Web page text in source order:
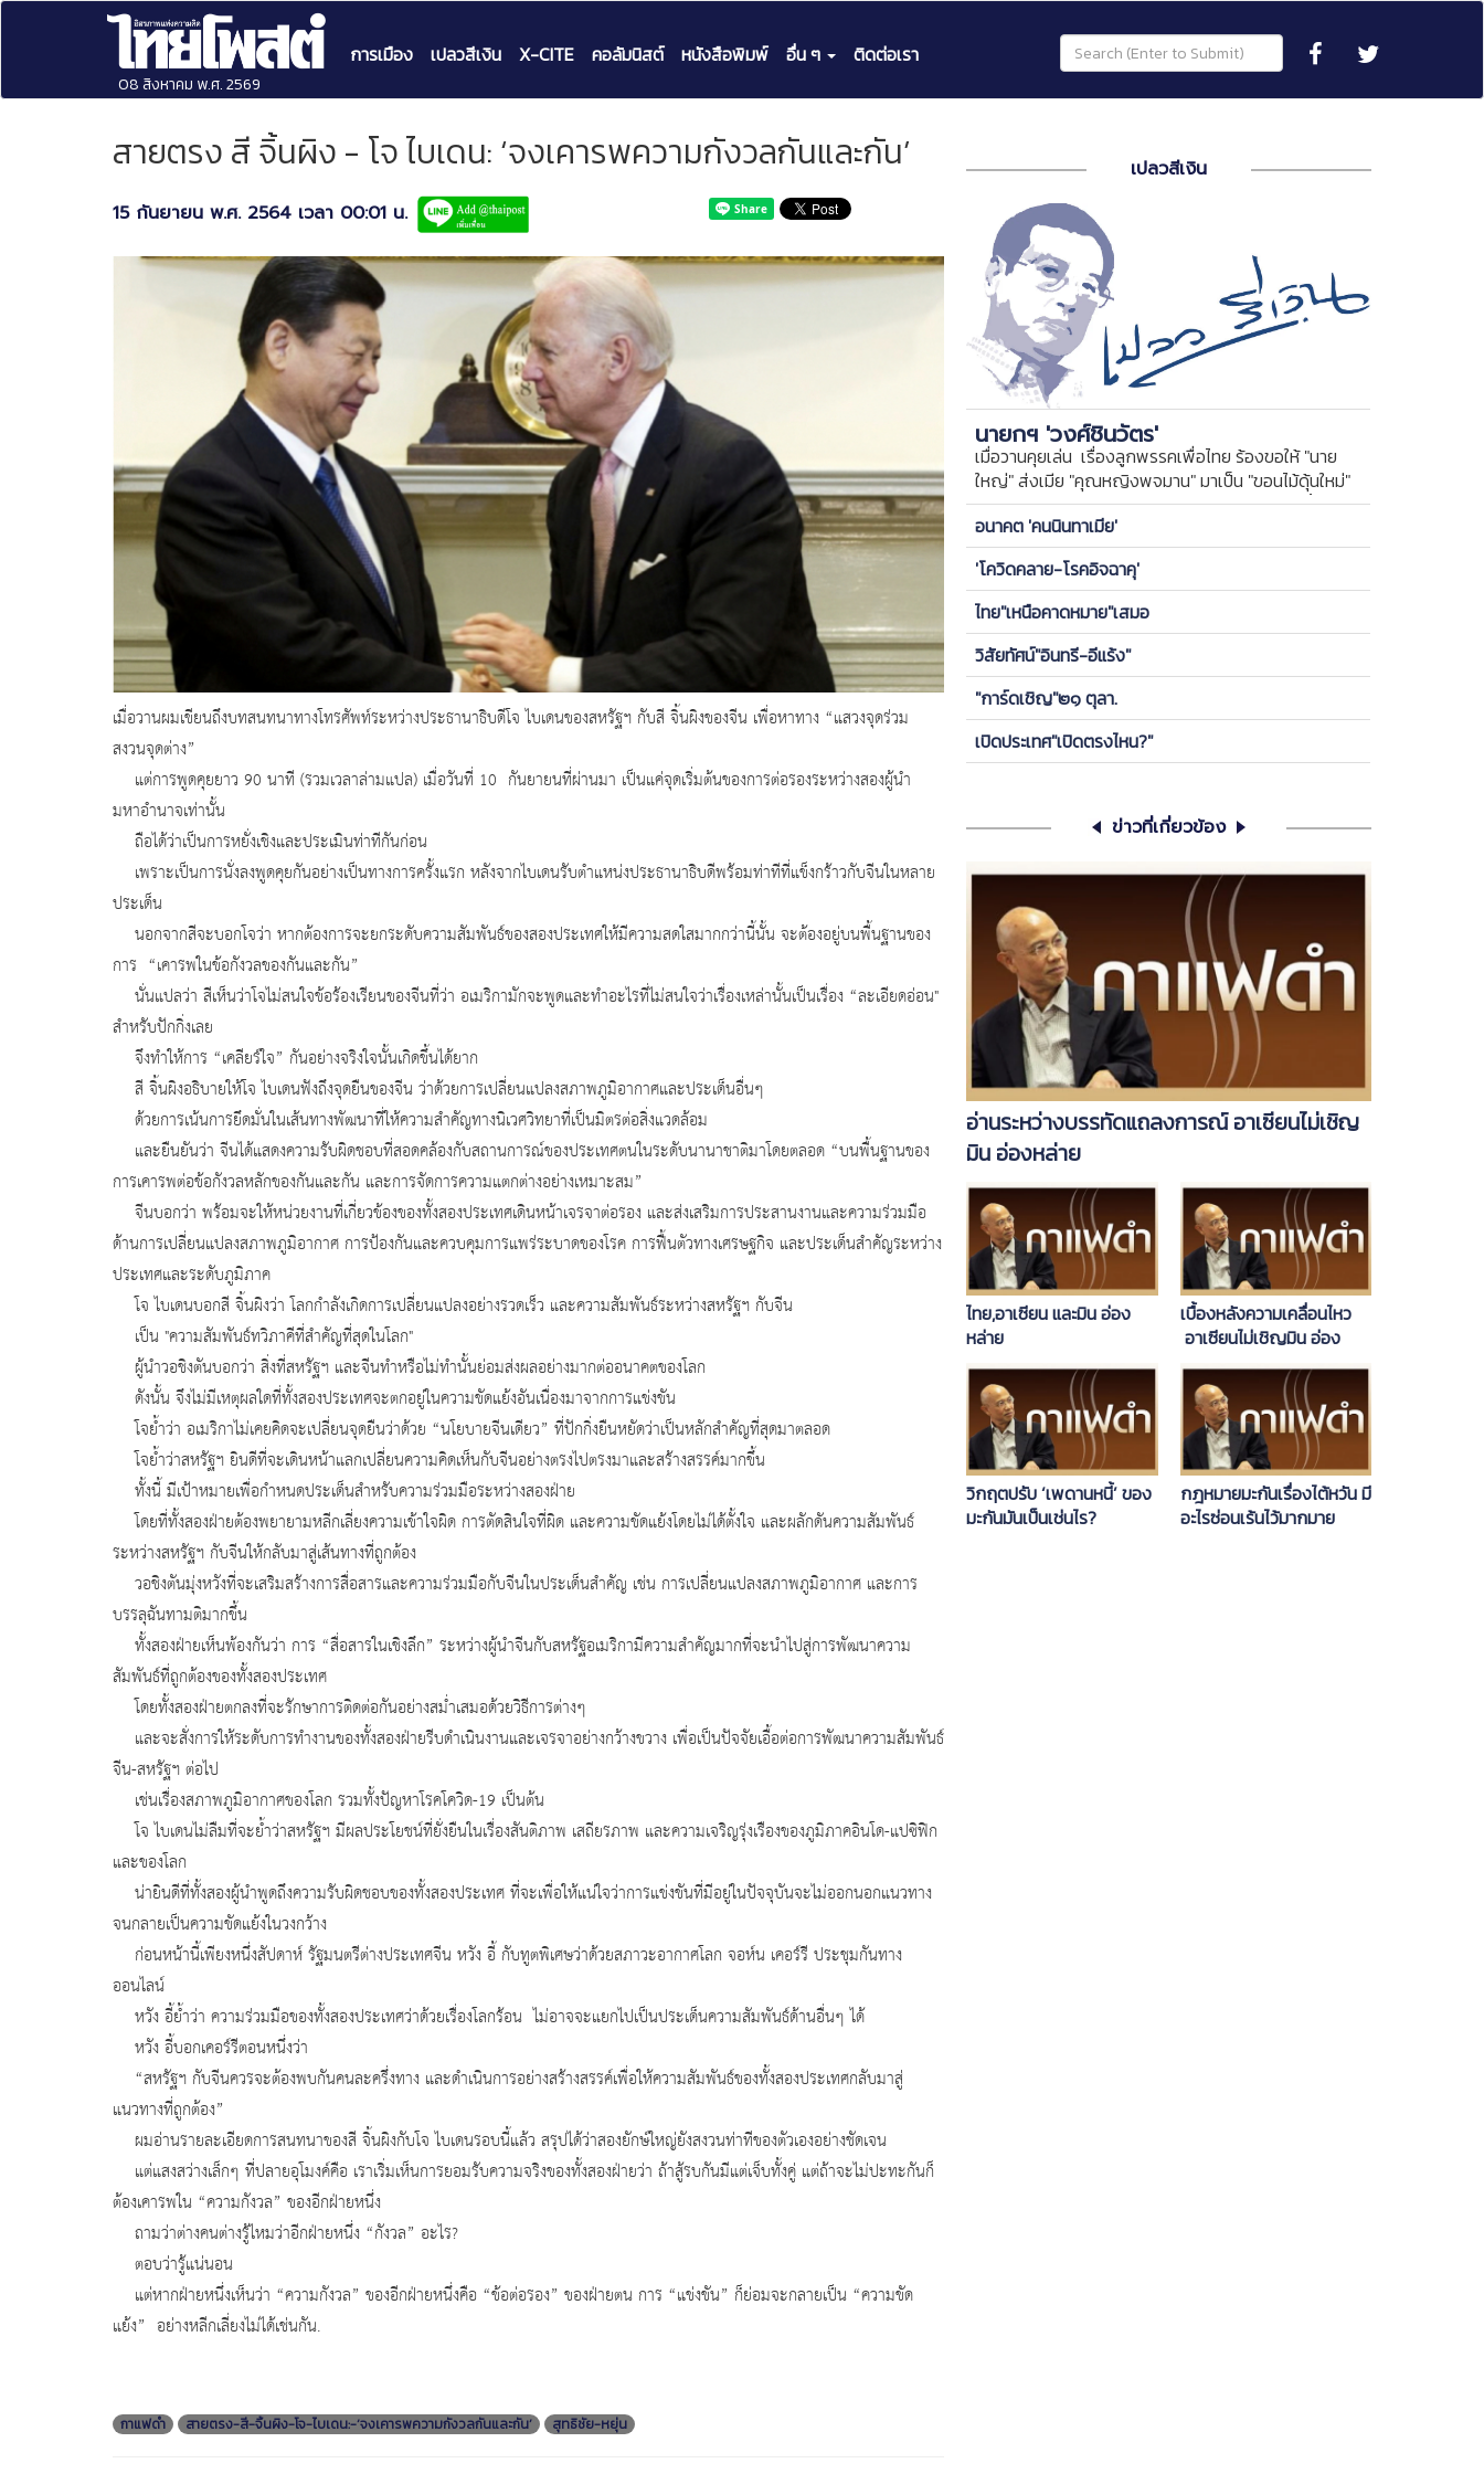
08 สิงหาคม พ.ศ. 2569
การเมือง เปลวสีเงิน X-CITE คอลัมนิสต์ หนังสือพิมพ์ อื่น ๆ ติดต่อเรา
สายตรง สี จิ้นผิง - โจ ไบเดน: ‘จงเคารพความกังวลกันและกัน’
15 กันยายน พ.ศ. 2564 เวลา 00:01 น.
เมื่อวานผมเขียนถึงบทสนทนาทางโทรศัพท์ระหว่างประธานาธิบดีโจ ไบเดนของสหรัฐฯ กับสี จิ้นผิงของจีน เพื่อหาทาง “แสวงจุดร่วม
สงวนจุดต่าง”
แต่การพูดคุยยาว 90 นาที (รวมเวลาล่ามแปล) เมื่อวันที่ 10 กันยายนที่ผ่านมา เป็นแค่จุดเริ่มต้นของการต่อรองระหว่างสองผู้นำ
มหาอำนาจเท่านั้น
ถือได้ว่าเป็นการหยั่งเชิงและประเมินท่าทีกันก่อน
เพราะเป็นการนั่งลงพูดคุยกันอย่างเป็นทางการครั้งแรก หลังจากไบเดนรับตำแหน่งประธานาธิบดีพร้อมท่าทีที่แข็งกร้าวกับจีนในหลาย
ประเด็น
นอกจากสีจะบอกโจว่า หากต้องการจะยกระดับความสัมพันธ์ของสองประเทศให้มีความสดใสมากกว่านี้นั้น จะต้องอยู่บนพื้นฐานของ
การ “เคารพในข้อกังวลของกันและกัน”
นั่นแปลว่า สีเห็นว่าโจไม่สนใจข้อร้องเรียนของจีนที่ว่า อเมริกามักจะพูดและทำอะไรที่ไม่สนใจว่าเรื่องเหล่านั้นเป็นเรื่อง “ละเอียดอ่อน"
สำหรับปักกิ่งเลย
จึงทำให้การ “เคลียร์ใจ” กันอย่างจริงใจนั้นเกิดขึ้นได้ยาก
สี จิ้นผิงอธิบายให้โจ ไบเดนฟังถึงจุดยืนของจีน ว่าด้วยการเปลี่ยนแปลงสภาพภูมิอากาศและประเด็นอื่นๆ
ด้วยการเน้นการยึดมั่นในเส้นทางพัฒนาที่ให้ความสำคัญทางนิเวศวิทยาที่เป็นมิตรต่อสิ่งแวดล้อม
และยืนยันว่า จีนได้แสดงความรับผิดชอบที่สอดคล้องกับสถานการณ์ของประเทศตนในระดับนานาชาติมาโดยตลอด “บนพื้นฐานของ
การเคารพต่อข้อกังวลหลักของกันและกัน และการจัดการความแตกต่างอย่างเหมาะสม”
จีนบอกว่า พร้อมจะให้หน่วยงานที่เกี่ยวข้องของทั้งสองประเทศเดินหน้าเจรจาต่อรอง และส่งเสริมการประสานงานและความร่วมมือ
ด้านการเปลี่ยนแปลงสภาพภูมิอากาศ การป้องกันและควบคุมการแพร่ระบาดของโรค การฟื้นตัวทางเศรษฐกิจ และประเด็นสำคัญระหว่าง
ประเทศและระดับภูมิภาค
โจ ไบเดนบอกสี จิ้นผิงว่า โลกกำลังเกิดการเปลี่ยนแปลงอย่างรวดเร็ว และความสัมพันธ์ระหว่างสหรัฐฯ กับจีน
เป็น "ความสัมพันธ์ทวิภาคีที่สำคัญที่สุดในโลก"
ผู้นำวอชิงตันบอกว่า สิ่งที่สหรัฐฯ และจีนทำหรือไม่ทำนั้นย่อมส่งผลอย่างมากต่ออนาคตของโลก
ดังนั้น จึงไม่มีเหตุผลใดที่ทั้งสองประเทศจะตกอยู่ในความขัดแย้งอันเนื่องมาจากการแข่งขัน
โจย้ำว่า อเมริกาไม่เคยคิดจะเปลี่ยนจุดยืนว่าด้วย “นโยบายจีนเดียว” ที่ปักกิ่งยืนหยัดว่าเป็นหลักสำคัญที่สุดมาตลอด
โจย้ำว่าสหรัฐฯ ยินดีที่จะเดินหน้าแลกเปลี่ยนความคิดเห็นกับจีนอย่างตรงไปตรงมาและสร้างสรรค์มากขึ้น
ทั้งนี้ มีเป้าหมายเพื่อกำหนดประเด็นสำหรับความร่วมมือระหว่างสองฝ่าย
โดยที่ทั้งสองฝ่ายต้องพยายามหลีกเลี่ยงความเข้าใจผิด การตัดสินใจที่ผิด และความขัดแย้งโดยไม่ได้ตั้งใจ และผลักดันความสัมพันธ์
ระหว่างสหรัฐฯ กับจีนให้กลับมาสู่เส้นทางที่ถูกต้อง
วอชิงตันมุ่งหวังที่จะเสริมสร้างการสื่อสารและความร่วมมือกับจีนในประเด็นสำคัญ เช่น การเปลี่ยนแปลงสภาพภูมิอากาศ และการ
บรรลุฉันทามติมากขึ้น
ทั้งสองฝ่ายเห็นพ้องกันว่า การ “สื่อสารในเชิงลึก” ระหว่างผู้นำจีนกับสหรัฐอเมริกามีความสำคัญมากที่จะนำไปสู่การพัฒนาความ
สัมพันธ์ที่ถูกต้องของทั้งสองประเทศ
โดยทั้งสองฝ่ายตกลงที่จะรักษาการติดต่อกันอย่างสม่ำเสมอด้วยวิธีการต่างๆ
และจะสั่งการให้ระดับการทำงานของทั้งสองฝ่ายรีบดำเนินงานและเจรจาอย่างกว้างขวาง เพื่อเป็นปัจจัยเอื้อต่อการพัฒนาความสัมพันธ์
จีน-สหรัฐฯ ต่อไป
เช่นเรื่องสภาพภูมิอากาศของโลก รวมทั้งปัญหาโรคโควิด-19 เป็นต้น
โจ ไบเดนไม่ลืมที่จะย้ำว่าสหรัฐฯ มีผลประโยชน์ที่ยั่งยืนในเรื่องสันติภาพ เสถียรภาพ และความเจริญรุ่งเรืองของภูมิภาคอินโด-แปซิฟิก
และของโลก
น่ายินดีที่ทั้งสองผู้นำพูดถึงความรับผิดชอบของทั้งสองประเทศ ที่จะเพื่อให้แน่ใจว่าการแข่งขันที่มีอยู่ในปัจจุบันจะไม่ออกนอกแนวทาง
จนกลายเป็นความขัดแย้งในวงกว้าง
ก่อนหน้านี้เพียงหนึ่งสัปดาห์ รัฐมนตรีต่างประเทศจีน หวัง อี้ กับทูตพิเศษว่าด้วยสภาวะอากาศโลก จอห์น เคอร์รี ประชุมกันทาง
ออนไลน์
หวัง อี้ย้ำว่า ความร่วมมือของทั้งสองประเทศว่าด้วยเรื่องโลกร้อน ไม่อาจจะแยกไปเป็นประเด็นความสัมพันธ์ด้านอื่นๆ ได้
หวัง อี้บอกเคอร์รีตอนหนึ่งว่า
“สหรัฐฯ กับจีนควรจะต้องพบกันคนละครึ่งทาง และดำเนินการอย่างสร้างสรรค์เพื่อให้ความสัมพันธ์ของทั้งสองประเทศกลับมาสู่
แนวทางที่ถูกต้อง”
ผมอ่านรายละเอียดการสนทนาของสี จิ้นผิงกับโจ ไบเดนรอบนี้แล้ว สรุปได้ว่าสองยักษ์ใหญ่ยังสงวนท่าทีของตัวเองอย่างชัดเจน
แต่แสงสว่างเล็กๆ ที่ปลายอุโมงค์คือ เราเริ่มเห็นการยอมรับความจริงของทั้งสองฝ่ายว่า ถ้าสู้รบกันมีแต่เจ็บทั้งคู่ แต่ถ้าจะไม่ปะทะกันก็
ต้องเคารพใน “ความกังวล” ของอีกฝ่ายหนึ่ง
ถามว่าต่างคนต่างรู้ไหมว่าอีกฝ่ายหนึ่ง “กังวล” อะไร?
ตอบว่ารู้แน่นอน
แต่หากฝ่ายหนึ่งเห็นว่า “ความกังวล” ของอีกฝ่ายหนึ่งคือ “ข้อต่อรอง” ของฝ่ายตน การ “แข่งขัน” ก็ย่อมจะกลายเป็น “ความขัด
แย้ง” อย่างหลีกเลี่ยงไม่ได้เช่นกัน.
กาแฟดำ สายตรง-สี-จิ้นผิง-โจ-ไบเดน:-‘จงเคารพความกังวลกันและกัน’ สุทธิชัย-หยุ่น
เปลวสีเงิน
นายกฯ 'วงศ์ชินวัตร'
เมื่อวานคุยเล่น เรื่องลูกพรรคเพื่อไทย ร้องขอให้ "นาย
ใหญ่" ส่งเมีย "คุณหญิงพจมาน" มาเป็น "ขอนไม้ดุ้นใหม่"
ของพรรค ให้ลูกกบ-ลูกเขียดในพรรคได้เกาะ วันนี้ ขอคุย
ซีเครียดซักนิด
อนาคต 'คนนินทาเมีย'
'โควิดคลาย-โรคอิจฉาคุ'
ไทย"เหนือคาดหมาย"เสมอ
วิสัยทัศน์"อินทรี-อีแร้ง"
"การ์ดเชิญ"๒๑ ตุลา.
เปิดประเทศ"เปิดตรงไหน?"
ข่าวที่เกี่ยวข้อง
อ่านระหว่างบรรทัดแถลงการณ์ อาเซียนไม่เชิญ
มิน อ่องหล่าย
ไทย,อาเซียน และมิน อ่อง
หล่าย
เบื้องหลังความเคลื่อนไหว
อาเซียนไม่เชิญมิน อ่อง
วิกฤตปรับ ‘เพดานหนี้’ ของ
มะกันมันเป็นเช่นไร?
กฎหมายมะกันเรื่องไต้หวัน มี
อะไรซ่อนเร้นไว้มากมาย